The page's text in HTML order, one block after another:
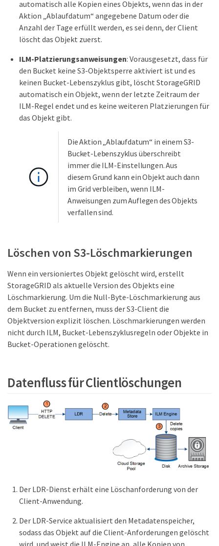
automatisch alle Kopien eines Objekts, wenn das in der
Aktion „Ablaufdatum“ angegebene Datum oder die
Anzahl der Tage erfüllt werden, es sei denn, der Client
löscht das Objekt zuerst.
ILM-Platzierungsanweisungen: Vorausgesetzt, dass für
den Bucket keine S3-Objektsperre aktiviert ist und es
keinen Bucket-Lebenszyklus gibt, löscht StorageGRID
automatisch ein Objekt, wenn der letzte Zeitraum der
ILM-Regel endet und es keine weiteren Platzierungen für
das Objekt gibt.
Die Aktion „Ablaufdatum“ in einem S3-
Bucket-Lebenszyklus überschreibt
immer die ILM-Einstellungen. Aus
diesem Grund kann ein Objekt auch dann
im Grid verbleiben, wenn ILM-
Anweisungen zum Auflegen des Objekts
verfallen sind.
Löschen von S3-Löschmarkierungen
Wenn ein versioniertes Objekt gelöscht wird, erstellt
StorageGRID als aktuelle Version des Objekts eine
Löschmarkierung. Um die Null-Byte-Löschmarkierung aus
dem Bucket zu entfernen, muss der S3-Client die
Objektversion explizit löschen. Löschmarkierungen werden
nicht durch ILM, Bucket-Lebenszyklusregeln oder Objekte in
Bucket-Operationen gelöscht.
Datenfluss für Clientlöschungen
Der LDR-Dienst erhält eine Löschanforderung von der
Client-Anwendung.
Der LDR-Service aktualisiert den Metadatenspeicher,
sodass das Objekt auf die Client-Anforderungen gelöscht